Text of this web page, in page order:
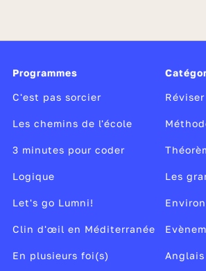
Programmes
C'est pas sorcier
Les chemins de l'école
3 minutes pour coder
Logique
Let's go Lumni!
Clin d'œil en Méditerranée
En plusieurs foi(s)
Les
Anglais